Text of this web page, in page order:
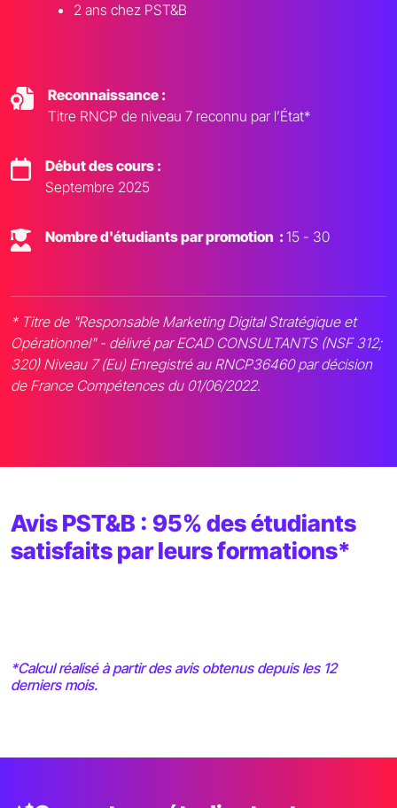
2 ans chez PST&B
Reconnaissance :
Titre RNCP de niveau 7 reconnu par l’État*
Début des cours :
Septembre 2025
Nombre d'étudiants par promotion : 15 - 30
* Titre de "Responsable Marketing Digital Stratégique et
Opérationnel" - délivré par ECAD CONSULTANTS (NSF 312;
320) Niveau 7 (Eu) Enregistré au RNCP36460 par décision
de France Compétences du 01/06/2022.
Avis PST&B : 95% des étudiants
satisfaits par leurs formations*
*Calcul réalisé à partir des avis obtenus depuis les 12
derniers mois.